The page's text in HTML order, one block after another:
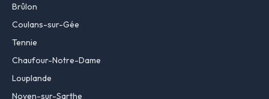
Brûlon
Coulans-sur-Gée
Tennie
Chaufour-Notre-Dame
Louplande
Noyen-sur-Sarthe